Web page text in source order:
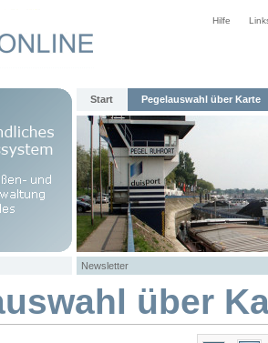
Hilfe
Start Pegelauswahl über Karte
Newsletter
über